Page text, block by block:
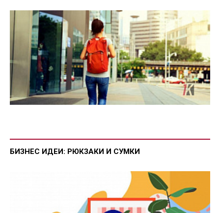
БИЗНЕС ИДЕИ: РЮКЗАКИ И СУМКИ